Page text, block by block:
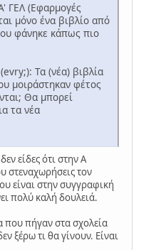
ΓΕΛ (Εφαρμογές
μόνο ένα βιβλίο από
φάνηκε κάπως πιο
Τα (νέα) βιβλία
μοιράστηκαν φέτος
Θα μπορεί
τα νέα
είδες ότι στην Α
στεναχωρήσεις τον
είναι στην συγγραφική
πολύ καλή δουλειά.
που πήγαν στα σχολεία
ξέρω τι θα γίνουν. Είναι